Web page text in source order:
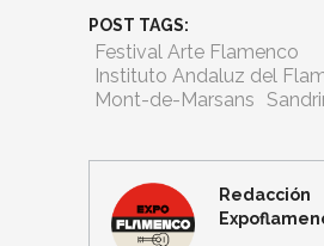
POST TAGS:
Festival Arte Flamenco
Instituto Andaluz del
Mont-de-Marsans
Redacción